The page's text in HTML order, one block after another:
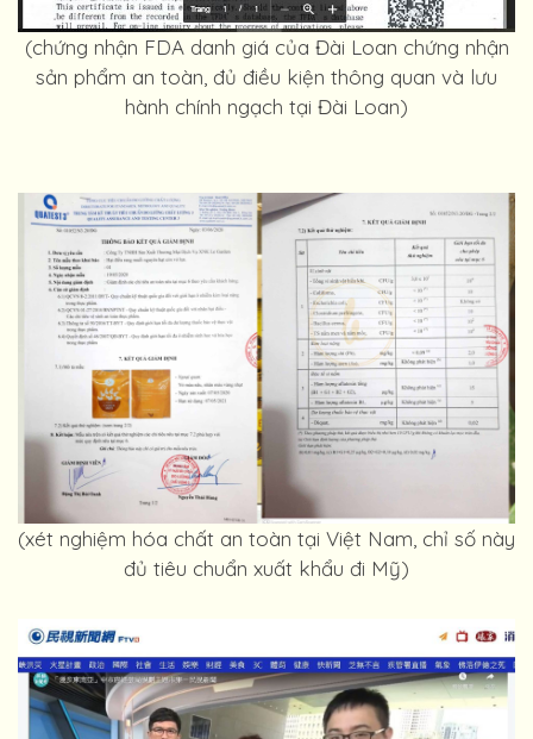
(chứng nhận FDA danh giá của Đài Loan chứng nhận
sản phẩm an toàn, đủ điều kiện thông quan và lưu
hành chính ngạch tại Đài Loan)
(xét nghiệm hóa chất an toàn tại Việt Nam, chỉ số này
đủ tiêu chuẩn xuất khẩu đi Mỹ)